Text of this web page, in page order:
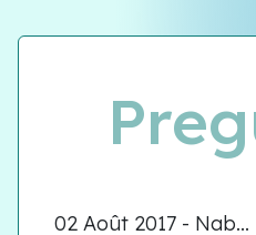
02 Août 2017 - Nab...